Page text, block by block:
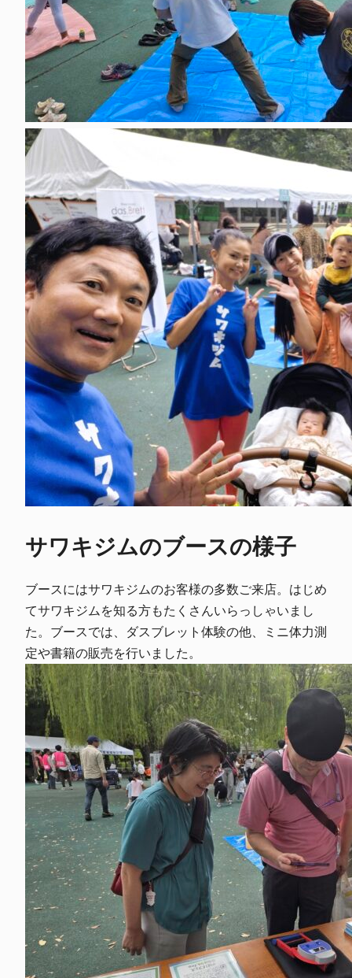
サワキジムのブースの様子
ブースにはサワキジムのお客様の多数ご来店。はじめ
てサワキジムを知る方もたくさんいらっしゃいまし
た。ブースでは、ダスブレット体験の他、ミニ体力測
定や書籍の販売を行いました。